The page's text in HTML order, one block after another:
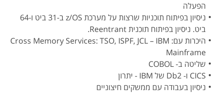
הפעלה
ניסיון בפיתוח תוכניות שרצות על מערכת z/OS ב-31 ביט ו-64
ביט. ניסיון בפיתוח תוכנית Reentrant.
היכרות עם: Cross Memory Services: TSO, ISPF, JCL – IBM
Mainframe
שליטה ב- COBOL
CICS ו- Db2 של IBM - יתרון
ניסיון בעבודה עם ממשקים חיצוניים